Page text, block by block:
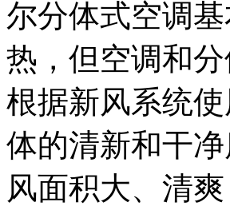
尔分体式空调
热，但空调和
根据新风系统
体的清新和干
风面积大、清